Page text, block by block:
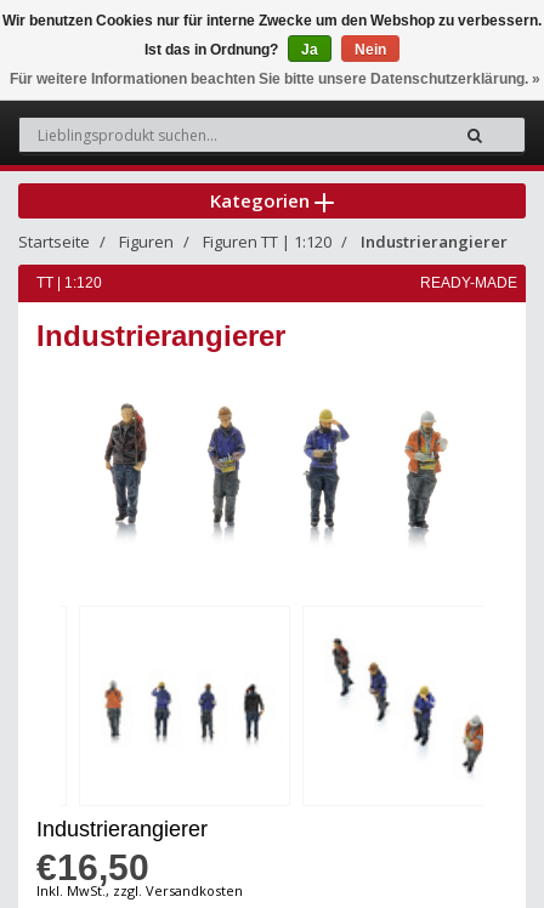
0
Kategorien
Startseite Figuren Figuren TT | 1:120 Industrierangierer
TT | 1:120 READY-MADE
Industrierangierer
Industrierangierer
€16,50
Inkl. MwSt., zzgl. Versandkosten
Wir benutzen Cookies nur für interne Zwecke um den Webshop zu verbessern.
Ist das in Ordnung?
Ja
Nein
Für weitere Informationen beachten Sie bitte unsere Datenschutzerklärung. »